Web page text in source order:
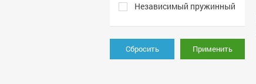
Независимый пружинный
Сбросить Применить